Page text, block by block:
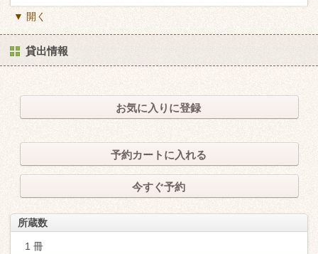
▼ 開く
貸出情報
お気に入りに登録
予約カートに入れる
今すぐ予約
所蔵数
1 冊